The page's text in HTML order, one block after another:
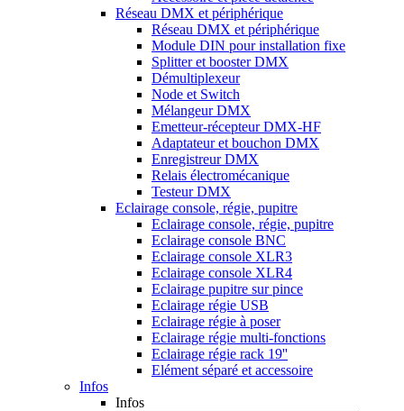
Réseau DMX et périphérique
Réseau DMX et périphérique
Module DIN pour installation fixe
Splitter et booster DMX
Démultiplexeur
Node et Switch
Mélangeur DMX
Emetteur-récepteur DMX-HF
Adaptateur et bouchon DMX
Enregistreur DMX
Relais électromécanique
Testeur DMX
Eclairage console, régie, pupitre
Eclairage console, régie, pupitre
Eclairage console BNC
Eclairage console XLR3
Eclairage console XLR4
Eclairage pupitre sur pince
Eclairage régie USB
Eclairage régie à poser
Eclairage régie multi-fonctions
Eclairage régie rack 19''
Elément séparé et accessoire
Infos
Infos